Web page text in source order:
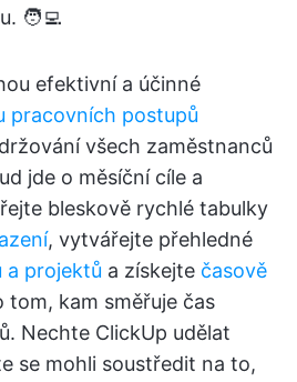
🧑‍💻
efektivní a účinné
pracovních postupů
všech zaměstnanců
jde o měsíční cíle a
bleskově rychlé tabulky
, vytvářejte přehledné
a projektů a získejte časově
tom, kam směřuje čas
Nechte ClickUp udělat
se mohli soustředit na to,